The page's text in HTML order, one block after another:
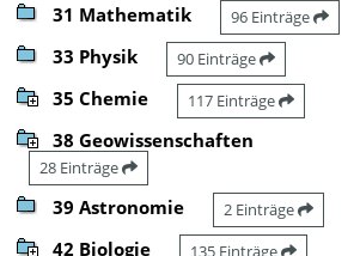
31 Mathematik 96 Einträge
33 Physik 90 Einträge
35 Chemie 117 Einträge
38 Geowissenschaften
28 Einträge
39 Astronomie 2 Einträge
42 Biologie 135 Einträge